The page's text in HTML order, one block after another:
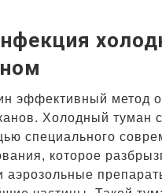
эффективный метод
Холодный туман
специального
которое
аэрозольные